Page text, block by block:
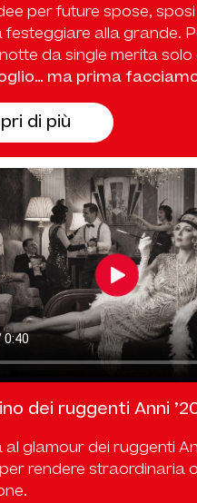
per future spose,
festeggiare alla grande.
da single merita solo
ma prima
di più
dei ruggenti Anni
glamour dei ruggenti
rendere straordinaria